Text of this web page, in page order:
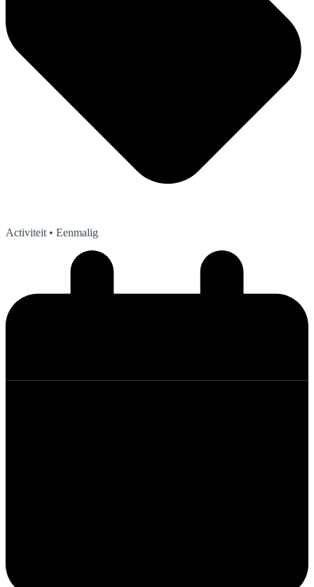
Activiteit • Eenmalig